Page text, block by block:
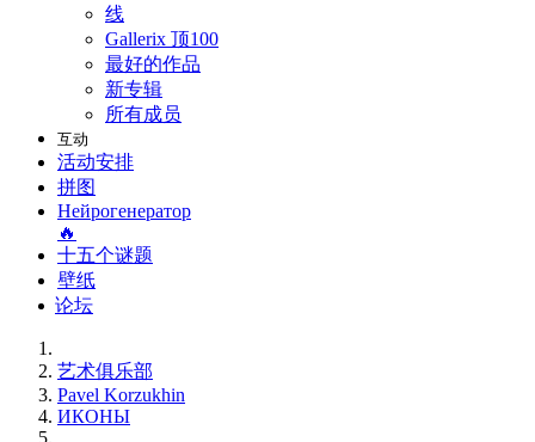
线
Gallerix 顶100
最好的作品
新专辑
所有成员
互动
活动安排
拼图
Нейрогенератор
🔥
十五个谜题
壁纸
论坛
艺术俱乐部
Pavel Korzukhin
ИКОНЫ